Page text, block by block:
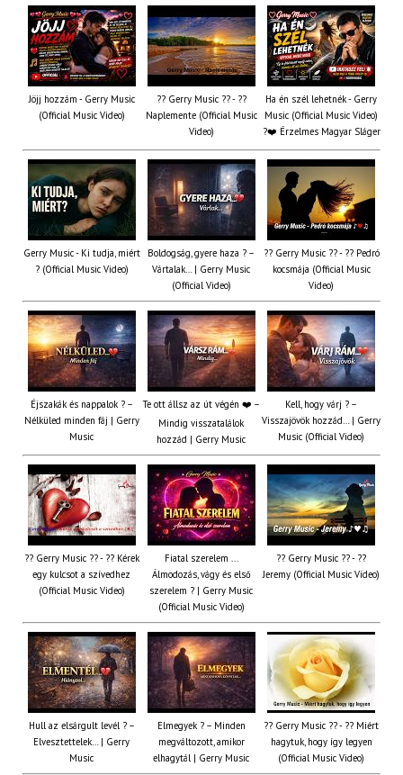
Jöjj hozzám - Gerry Music
(Official Music Video)
?? Gerry Music ?? - ??
Naplemente (Official Music
Video)
Ha én szél lehetnék - Gerry
Music (Official Music Video)
?️❤️ Érzelmes Magyar Sláger
Gerry Music - Ki tudja, miért
? (Official Music Video)
Boldogság, gyere haza ? –
Vártalak… | Gerry Music
(Official Video)
?? Gerry Music ?? - ?? Pedró
kocsmája (Official Music
Video)
Éjszakák és nappalok ? –
Nélküled minden fáj | Gerry
Music
Te ott állsz az út végén ❤️ –
Mindig visszatalálok
hozzád | Gerry Music
Kell, hogy várj ? –
Visszajövök hozzád… | Gerry
Music (Official Video)
?? Gerry Music ?? - ?? Kérek
egy kulcsot a szívedhez
(Official Music Video)
Fiatal szerelem ...
Álmodozás, vágy és első
szerelem ? | Gerry Music
(Official Music Video)
?? Gerry Music ?? - ??
Jeremy (Official Music Video)
Hull az elsárgult levél ? –
Elvesztettelek… | Gerry
Music
Elmegyek ? – Minden
megváltozott, amikor
elhagytál | Gerry Music
?? Gerry Music ?? - ?? Miért
hagytuk, hogy így legyen
(Official Music Video)